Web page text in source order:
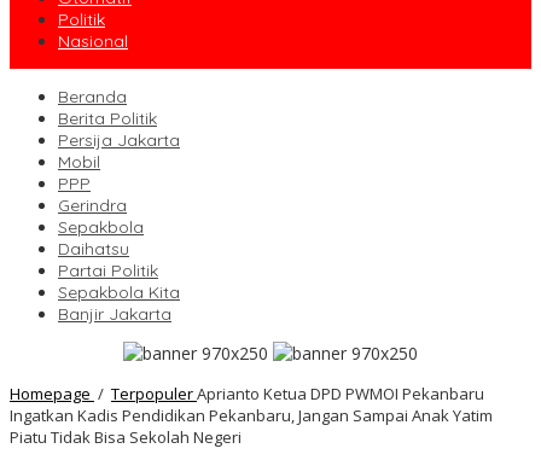
Politik
Nasional
Beranda
Berita Politik
Persija Jakarta
Mobil
PPP
Gerindra
Sepakbola
Daihatsu
Partai Politik
Sepakbola Kita
Banjir Jakarta
Homepage / TerpopulerAprianto Ketua DPD PWMOI Pekanbaru
Ingatkan Kadis Pendidikan Pekanbaru, Jangan Sampai Anak Yatim
Piatu Tidak Bisa Sekolah Negeri